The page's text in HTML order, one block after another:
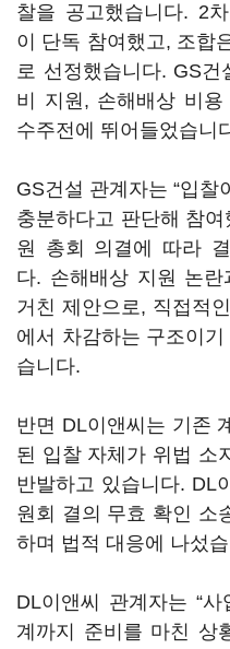
찰을 공고했습니다. 2
이 단독 참여했고, 조합
로 선정했습니다. GS
비 지원, 손해배상 비
수주전에 뛰어들었습니
GS건설 관계자는 “입찰
충분하다고 판단해 참여
원 총회 의결에 따라 결
다. 손해배상 지원 논란
거친 제안으로, 직접적
에서 차감하는 구조이
습니다.
반면 DL이앤씨는 기존
된 입찰 자체가 위법 소
반발하고 있습니다. DL
원회 결의 무효 확인 소
하며 법적 대응에 나섰
DL이앤씨 관계자는 “
계까지 준비를 마친 상